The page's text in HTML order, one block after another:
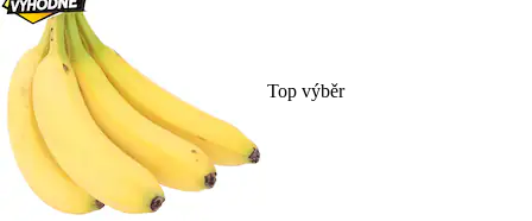
Top výběr